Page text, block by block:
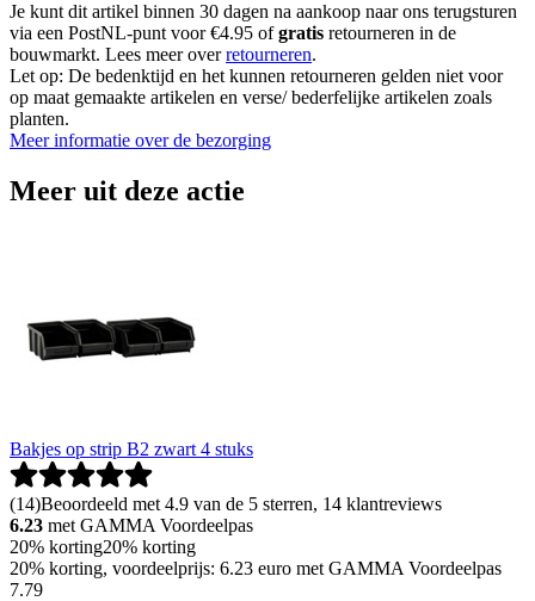
Je kunt dit artikel binnen 30 dagen na aankoop naar ons terugsturen
via een PostNL-punt voor €4.95 ofgratis retourneren in de
bouwmarkt. Lees meer overretourneren.
Let op: De bedenktijd en het kunnen retourneren gelden niet voor
op maat gemaakte artikelen en verse/ bederfelijke artikelen zoals
planten.
Meer informatie over de bezorging
Meer uit deze actie
Bakjes op strip B2 zwart 4 stuks
(14)Beoordeeld met 4.9 van de 5 sterren, 14 klantreviews
6.23 met GAMMA Voordeelpas
20% korting20% korting
20% korting, voordeelprijs: 6.23 euro met GAMMA Voordeelpas
7.79